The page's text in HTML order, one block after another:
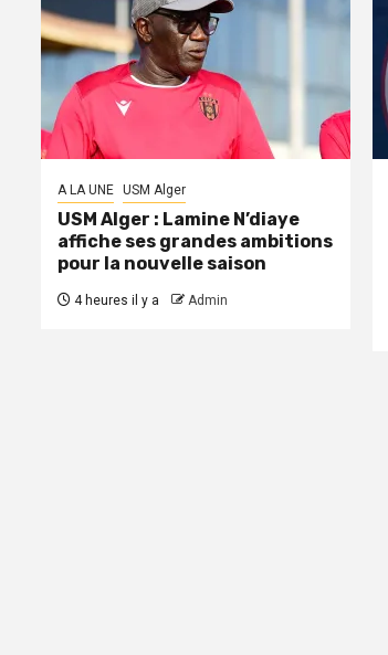
A LA UNE USM Alger
USM Alger : Lamine N’diaye
affiche ses grandes ambitions
pour la nouvelle saison
4 heures il y a Admin